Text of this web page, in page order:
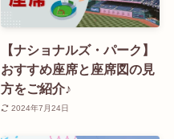
【ナショナルズ・パーク】
おすすめ座席と座席図の見
方をご紹介♪
2024年7月24日